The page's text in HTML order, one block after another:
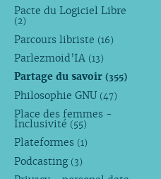
Pacte du Logiciel Libre
(2)
Parcours libriste (16)
Parlezmoid’IA (13)
Partage du savoir (355)
Philosophie GNU (47)
Place des femmes -
Inclusivité (55)
Plateformes (1)
Podcasting (3)